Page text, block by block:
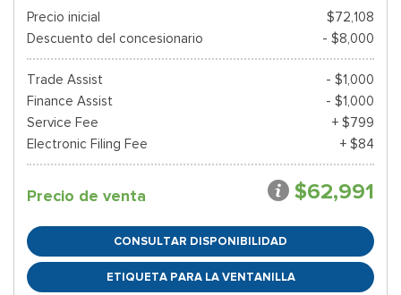
Precio inicial
$72,108
Descuento del concesionario
- $8,000
Trade Assist
- $1,000
Finance Assist
- $1,000
Service Fee
+ $799
Electronic Filing Fee
+ $84
Precio de venta $62,991
CONSULTAR DISPONIBILIDAD
ETIQUETA PARA LA VENTANILLA